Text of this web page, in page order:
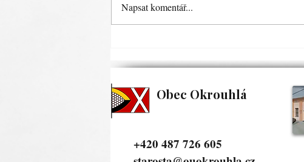
Napsat komentář...
Obec Okrouhlá
+420 487 726 605